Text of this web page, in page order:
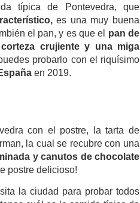
típica de Pontevedra, que
es una muy buena
el pan, y es que el pan de
corteza crujiente y una miga
probarlo con el riquísimo
en 2019.
con el postre, la tarta de
la cual se recubre con una
y canutos de chocolate
postre delicioso!
la ciudad para probar todos